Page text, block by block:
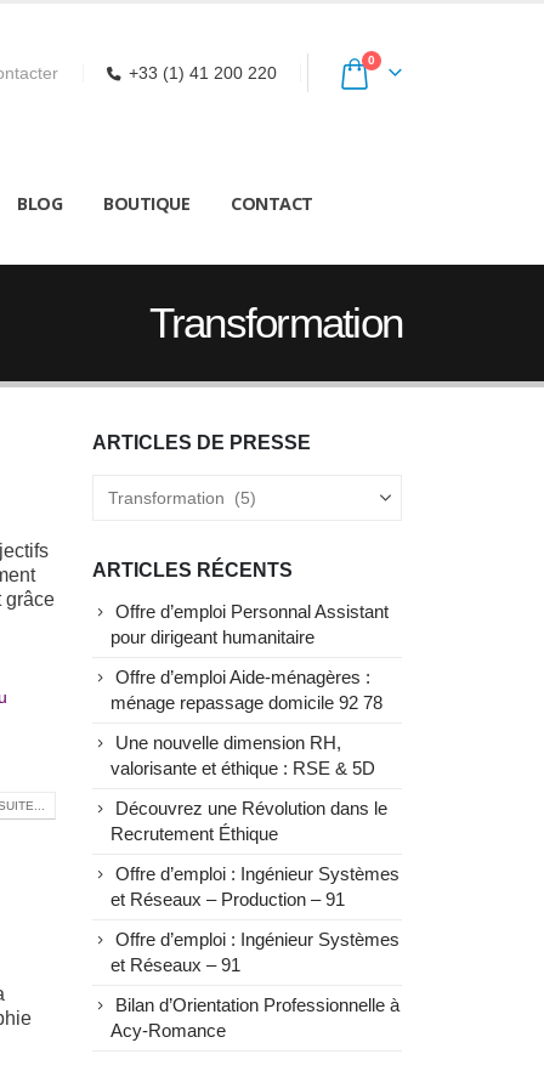
+33 (1) 41 200 220
0
BLOG BOUTIQUE CONTACT
Transformation
grâce
ARTICLES DE PRESSE
de
ARTICLES RÉCENTS
Offre d’emploi Personnal Assistant
pour dirigeant humanitaire
Offre d’emploi Aide-ménagères :
ménage repassage domicile 92 78
Une nouvelle dimension RH,
valorisante et éthique : RSE & 5D
Découvrez une Révolution dans le
Recrutement Éthique
Offre d’emploi : Ingénieur Systèmes
et Réseaux – Production – 91
Offre d’emploi : Ingénieur Systèmes
et Réseaux – 91
Bilan d’Orientation Professionnelle à
Acy-Romance